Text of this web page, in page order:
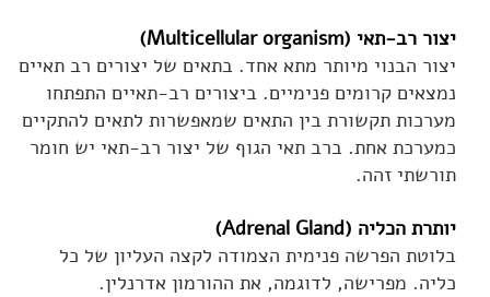
יצור רב-תאי (Multicellular organism)
יצור הבנוי מיותר מתא אחד. בתאים של יצורים רב תאיים
נמצאים קרומים פנימיים. ביצורים רב-תאיים התפתחו
מערכות תקשורת בין התאים שמאפשרות לתאים להתקיים
כמערכת אחת. ברב תאי הגוף של יצור רב-תאי יש חומר
תורשתי זהה.
יותרת הכליה (Adrenal Gland)
בלוטת הפרשה פנימית הצמודה לקצה העליון של כל
כליה. מפרישה, לדוגמה, את ההורמון אדרנלין.